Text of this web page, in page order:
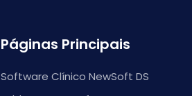
Páginas Principais
Software Clínico NewSoft DS